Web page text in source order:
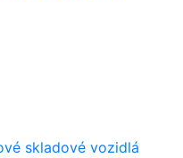
skladové vozidlá